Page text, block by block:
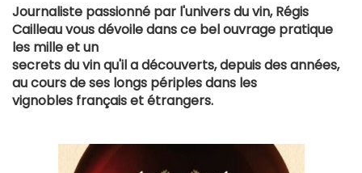
Journaliste passionné par l'univers du vin,Régis
Cailleauvous dévoile dans ce bel ouvrage pratique
les mille et un
secrets du vin qu'il a découverts, depuis des années,
au cours de ses longs périples dans les
vignobles français et étrangers.